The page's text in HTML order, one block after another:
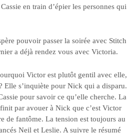
en train d’épier les personnes qui
pouvoir passer la soirée avec Stitch
a déjà rendez vous avec Victoria.
Victor est plutôt gentil avec elle,
Elle s’inquiète pour Nick qui a disparu.
pour savoir ce qu’elle cherche. La
par avouer à Nick que c’est Victor
de fantôme. La tension est toujours au
Neil et Leslie. A suivre le résumé